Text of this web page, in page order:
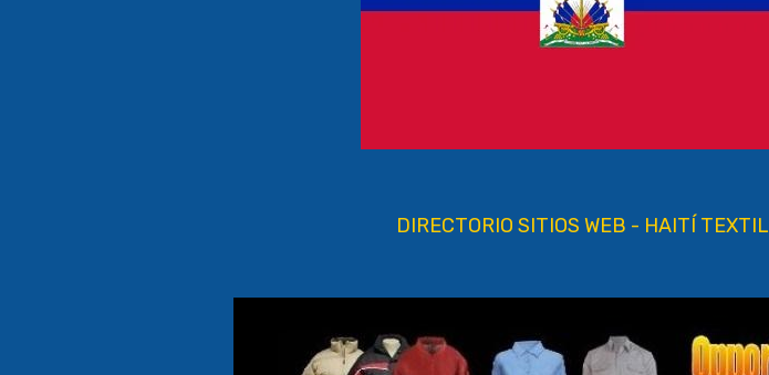
DIRECTORIO SITIOS WEB - HAITÍ TEXTIL